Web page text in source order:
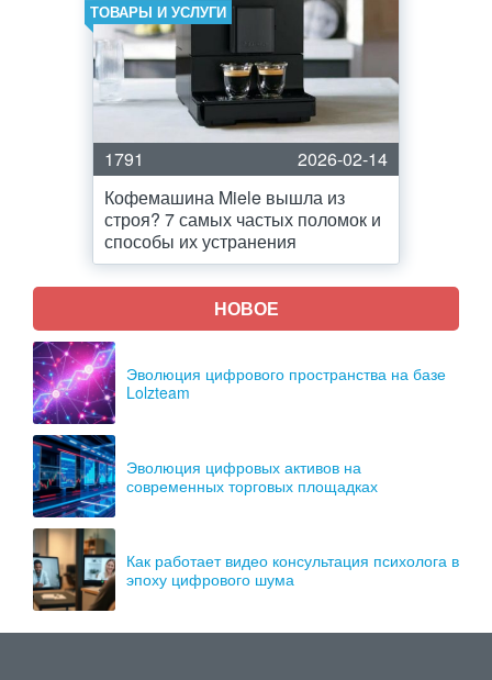
ТОВАРЫ И УСЛУГИ
1791
2026-02-14
Кофемашина Miele вышла из
строя? 7 самых частых поломок и
способы их устранения
НОВОЕ
Эволюция цифрового пространства на базе
Lolzteam
Эволюция цифровых активов на
современных торговых площадках
Как работает видео консультация психолога в
эпоху цифрового шума